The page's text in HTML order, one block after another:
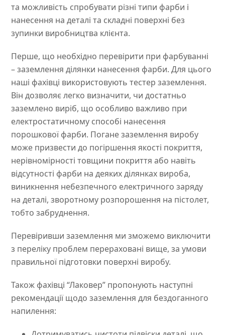
та можливість спробувати різні типи фарби і
нанесення на деталі та складні поверхні без
зупинки виробництва клієнта.
Перше, що необхідно перевірити при фарбуванні
– заземлення ділянки нанесення фарби. Для цього
наші фахівці використовують тестер заземлення.
Він дозволяє легко визначити, чи достатньо
заземлено виріб, що особливо важливо при
електростатичному способі нанесення
порошкової фарби. Погане заземлення виробу
може призвести до погіршення якості покриття,
нерівномірності товщини покриття або навіть
відсутності фарби на деяких ділянках вироба,
виникнення небезпечного електричного заряду
на деталі, зворотному розпорошення на пістолет,
тобто забруднення.
Перевіривши заземлення ми зможемо виключити
з переліку проблем перераховані вище, за умови
правильної підготовки поверхні виробу.
Також фахівці “Лаковер” пропонують наступні
рекомендації щодо заземлення для бездоганного
напилення: